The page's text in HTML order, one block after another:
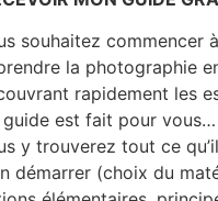
souhaitez commencer à
la photographie
rapidement les
guide est fait pour vous…
y trouverez tout ce
démarrer (choix du